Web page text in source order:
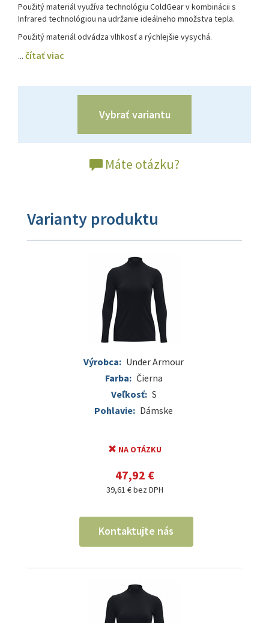
Použitý materiál využíva technológiu ColdGear v kombinácii s
Infrared technológiou na udržanie ideálneho množstva tepla.
Použitý materiál odvádza vlhkosť a rýchlejšie vysychá.
... čítať viac
Vybrať variantu
Máte otázku?
Varianty produktu
Výrobca: Under Armour
Farba: Čierna
Veľkosť: S
Pohlavie: Dámske
NA OTÁZKU
47,92 €
39,61 € bez DPH
Kontaktujte nás